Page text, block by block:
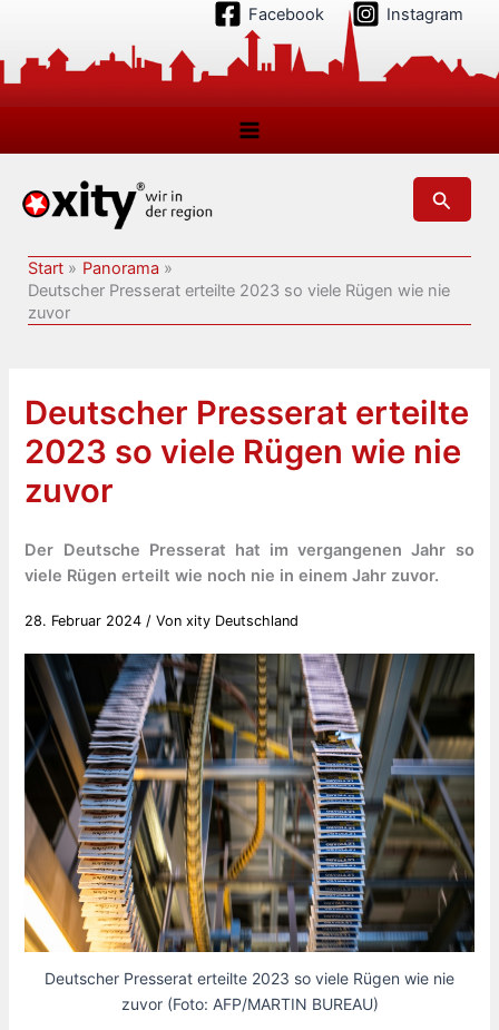
springen
Facebook Instagram
Suchen
Start
Panorama
Deutscher Presserat erteilte 2023 so viele Rügen wie nie
zuvor
Deutscher Presserat erteilte
2023 so viele Rügen wie nie
zuvor
Der Deutsche Presserat hat im vergangenen Jahr so
viele Rügen erteilt wie noch nie in einem Jahr zuvor.
28. Februar 2024 / Vonxity Deutschland
Deutscher Presserat erteilte 2023 so viele Rügen wie nie
zuvor (Foto: AFP/MARTIN BUREAU)